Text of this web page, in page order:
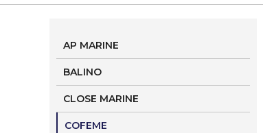
AP MARINE
BALINO
CLOSE MARINE
COFEME